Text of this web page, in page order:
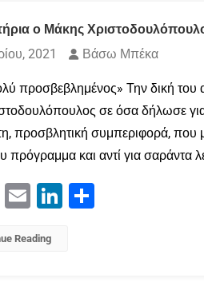
ο Μάκης
2021
Βάσω Μπέκα
προσβεβλημένος» Την δική του
σε όσα δήλωσε
προσβλητική συμπεριφορά,
πρόγραμμα και αντί για
Twitter Email LinkedIn
Reading